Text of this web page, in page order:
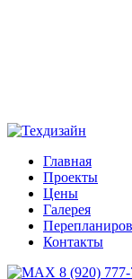
Главная
Проекты
Цены
Галерея
Контакты
8 (920)